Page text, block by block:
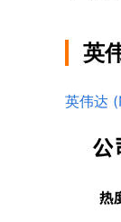
英
英伟达